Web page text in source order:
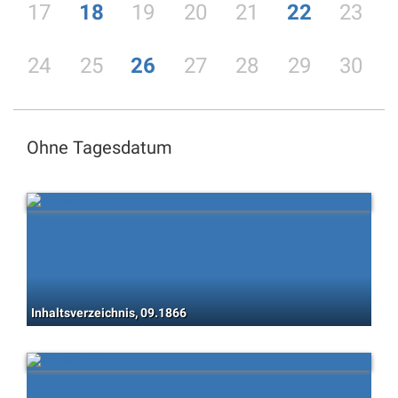
17 18 19 20 21 22 23
24 25 26 27 28 29 30
Ohne Tagesdatum
Inhaltsverzeichnis, 09.1866